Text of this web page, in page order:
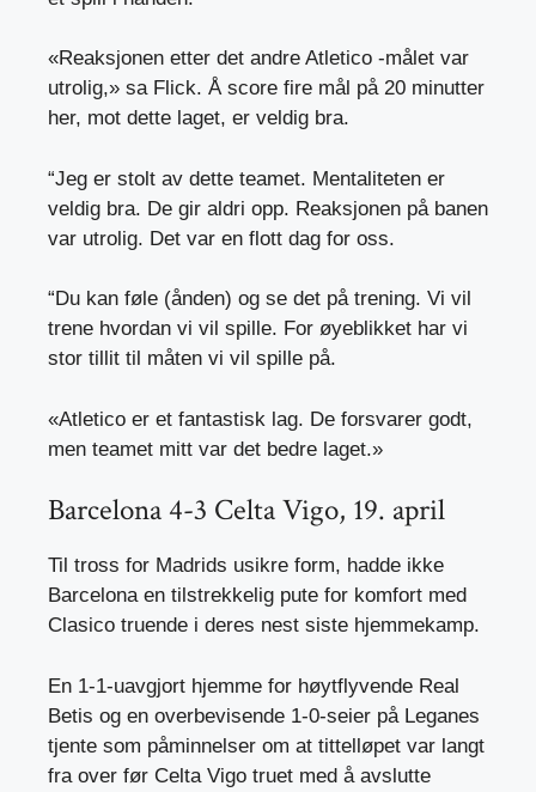
«Reaksjonen etter det andre Atletico -målet var
utrolig,» sa Flick. Å score fire mål på 20 minutter
her, mot dette laget, er veldig bra.
“Jeg er stolt av dette teamet. Mentaliteten er
veldig bra. De gir aldri opp. Reaksjonen på banen
var utrolig. Det var en flott dag for oss.
“Du kan føle (ånden) og se det på trening. Vi vil
trene hvordan vi vil spille. For øyeblikket har vi
stor tillit til måten vi vil spille på.
«Atletico er et fantastisk lag. De forsvarer godt,
men teamet mitt var det bedre laget.»
Barcelona 4-3 Celta Vigo, 19. april
Til tross for Madrids usikre form, hadde ikke
Barcelona en tilstrekkelig pute for komfort med
Clasico truende i deres nest siste hjemmekamp.
En 1-1-uavgjort hjemme for høytflyvende Real
Betis og en overbevisende 1-0-seier på Leganes
tjente som påminnelser om at tittelløpet var langt
fra over før Celta Vigo truet med å avslutte